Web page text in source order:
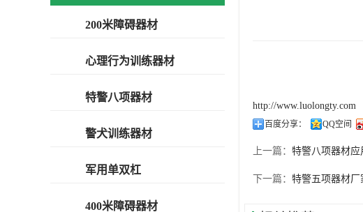
http://www.luolongty.com
百度分享： QQ空间
上一篇： 特警八项器材应
下一篇： 特警五项器材厂
200米障碍器材
心理行为训练器材
特警八项器材
警犬训练器材
军用单双杠
400米障碍器材